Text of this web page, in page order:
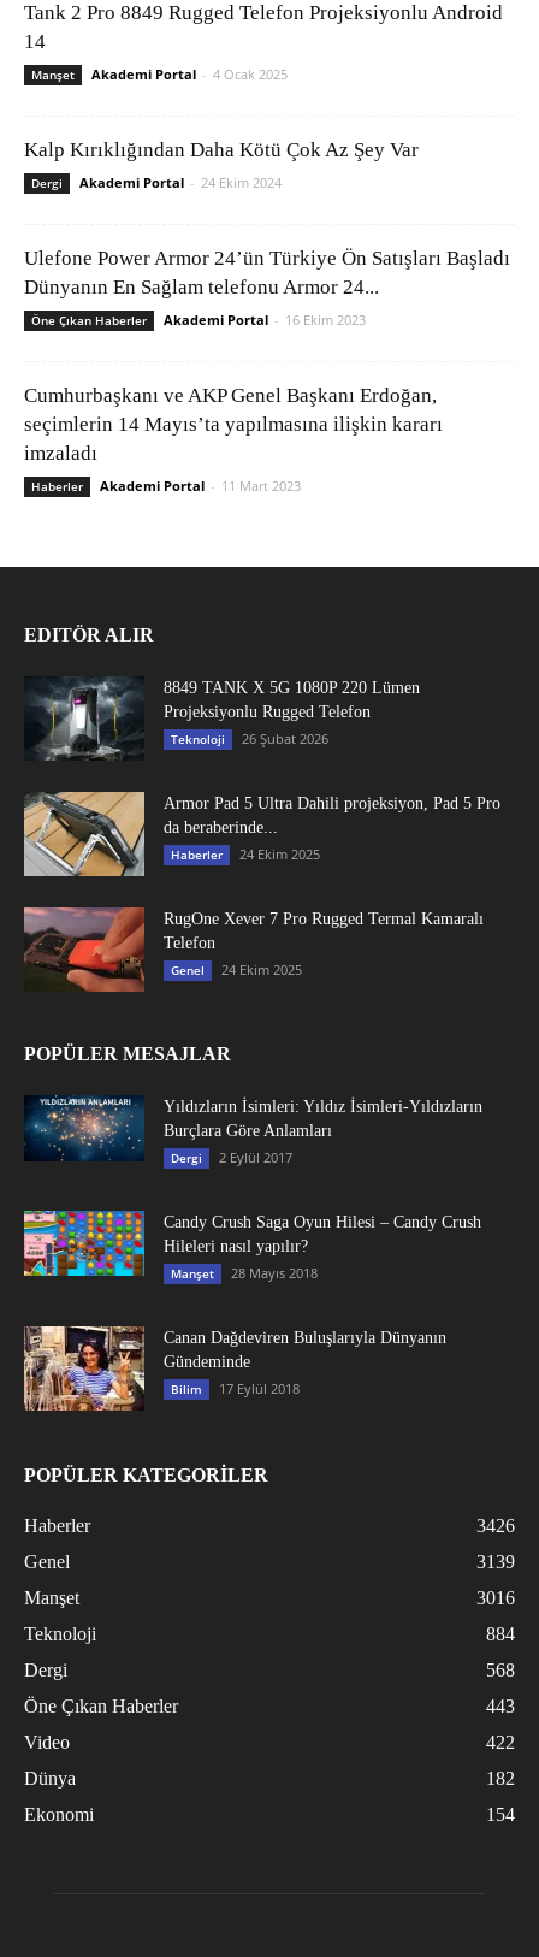
Tank 2 Pro 8849 Rugged Telefon Projeksiyonlu Android
14
Manşet Akademi Portal - 4 Ocak 2025
Kalp Kırıklığından Daha Kötü Çok Az Şey Var
Dergi Akademi Portal - 24 Ekim 2024
Ulefone Power Armor 24’ün Türkiye Ön Satışları Başladı
Dünyanın En Sağlam telefonu Armor 24...
Öne Çıkan Haberler Akademi Portal - 16 Ekim 2023
Cumhurbaşkanı ve AKP Genel Başkanı Erdoğan,
seçimlerin 14 Mayıs’ta yapılmasına ilişkin kararı
imzaladı
Haberler Akademi Portal - 11 Mart 2023
EDITÖR ALIR
8849 TANK X 5G 1080P 220 Lümen
Projeksiyonlu Rugged Telefon
Teknoloji 26 Şubat 2026
Armor Pad 5 Ultra Dahili projeksiyon, Pad 5 Pro
da beraberinde...
Haberler 24 Ekim 2025
RugOne Xever 7 Pro Rugged Termal Kamaralı
Telefon
Genel 24 Ekim 2025
POPÜLER MESAJLAR
Yıldızların İsimleri: Yıldız İsimleri-Yıldızların
Burçlara Göre Anlamları
Dergi 2 Eylül 2017
Candy Crush Saga Oyun Hilesi – Candy Crush
Hileleri nasıl yapılır?
Manşet 28 Mayıs 2018
Canan Dağdeviren Buluşlarıyla Dünyanın
Gündeminde
Bilim 17 Eylül 2018
POPÜLER KATEGORİLER
Haberler
3426
Genel
3139
Manşet
3016
Teknoloji
884
Dergi
568
Öne Çıkan Haberler
443
Video
422
Dünya
182
Ekonomi
154